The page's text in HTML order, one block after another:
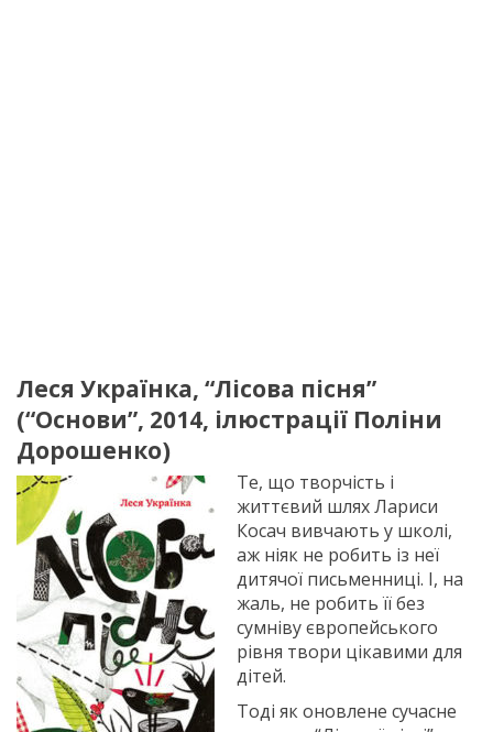
Леся Українка, “Лісова пісня”
(“Основи”, 2014, ілюстрації Поліни
Дорошенко)
Те, що творчість і
життєвий шлях Лариси
Косач вивчають у школі,
аж ніяк не робить із неї
дитячої письменниці. І, на
жаль, не робить її без
сумніву європейського
рівня твори цікавими для
дітей.
Тоді як оновлене сучасне